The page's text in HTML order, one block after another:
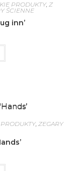
PRODUKTY, Z
ŚCIENNE
inn’
, ZEGARY